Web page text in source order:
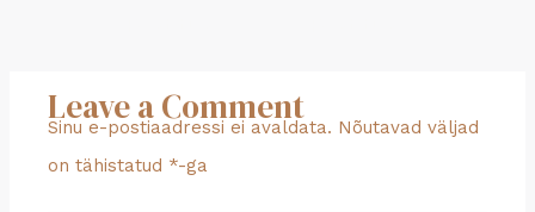
Leave a Comment
Sinu e-postiaadressi ei avaldata. Nõutavad väljad
on tähistatud *-ga